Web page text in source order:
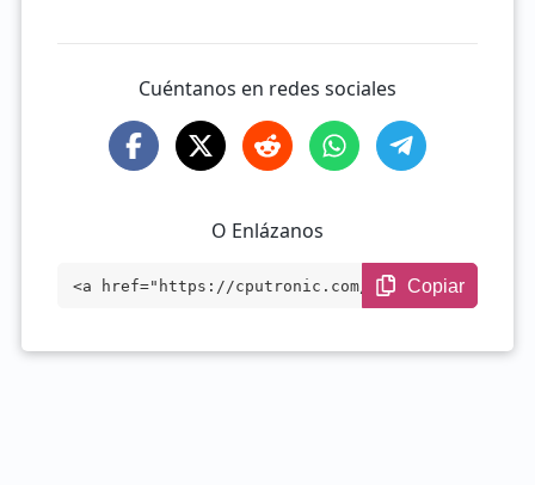
Cuéntanos en redes sociales
O Enlázanos
<a href="https://cputronic.com/es/soc/me
Copiar